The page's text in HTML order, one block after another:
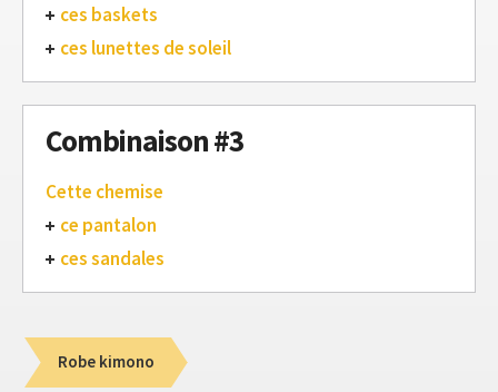
ces baskets
ces lunettes de soleil
Combinaison #3
Cette chemise
ce pantalon
ces sandales
Robe kimono